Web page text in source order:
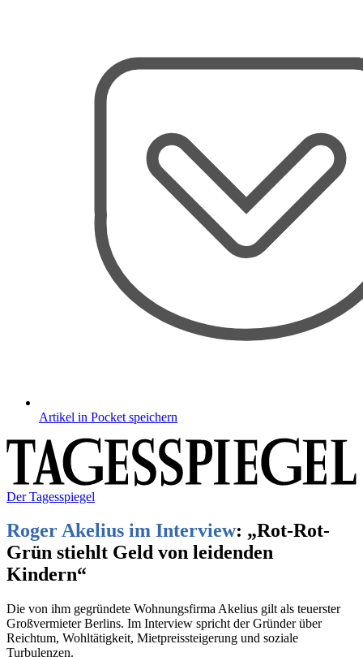
Artikel in Pocket speichern
Der Tagesspiegel
Roger Akelius im Interview: „Rot-Rot-
Grün stiehlt Geld von leidenden
Kindern“
Die von ihm gegründete Wohnungsfirma Akelius gilt als teuerster
Großvermieter Berlins. Im Interview spricht der Gründer über
Reichtum, Wohltätigkeit, Mietpreissteigerung und soziale
Turbulenzen.